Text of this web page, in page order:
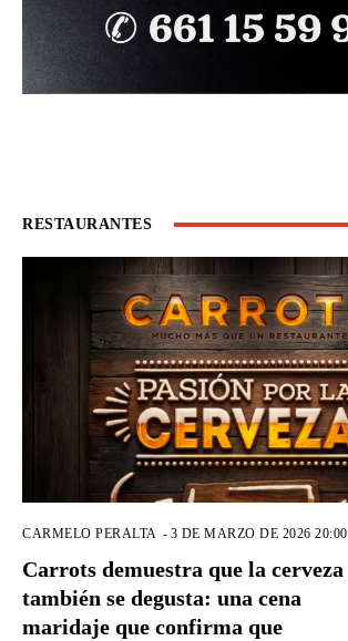
RESTAURANTES
CARMELO PERALTA - 3 DE MARZO DE 2026 20:00
Carrots demuestra que la cerveza
también se degusta: una cena
maridaje que confirma que